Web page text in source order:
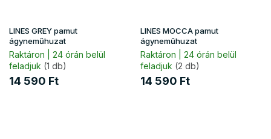
LINES GREY pamut
ágyneműhuzat
Raktáron | 24 órán belül
feladjuk (1 db)
14 590 Ft
LINES MOCCA pamut
ágyneműhuzat
Raktáron | 24 órán belül
feladjuk (2 db)
14 590 Ft